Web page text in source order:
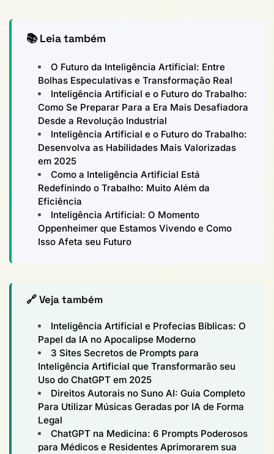
📚 Leia também
O Futuro da Inteligência Artificial: Entre
Bolhas Especulativas e Transformação Real
Inteligência Artificial e o Futuro do Trabalho:
Como Se Preparar Para a Era Mais Desafiadora
Desde a Revolução Industrial
Inteligência Artificial e o Futuro do Trabalho:
Desenvolva as Habilidades Mais Valorizadas
em 2025
Como a Inteligência Artificial Está
Redefinindo o Trabalho: Muito Além da
Eficiência
Inteligência Artificial: O Momento
Oppenheimer que Estamos Vivendo e Como
Isso Afeta seu Futuro
🔗 Veja também
Inteligência Artificial e Profecias Bíblicas: O
Papel da IA no Apocalipse Moderno
3 Sites Secretos de Prompts para
Inteligência Artificial que Transformarão seu
Uso do ChatGPT em 2025
Direitos Autorais no Suno AI: Guia Completo
Para Utilizar Músicas Geradas por IA de Forma
Legal
ChatGPT na Medicina: 6 Prompts Poderosos
para Médicos e Residentes Aprimorarem sua